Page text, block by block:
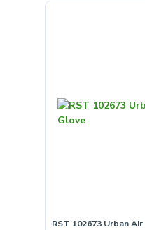
RST 102673 Urban